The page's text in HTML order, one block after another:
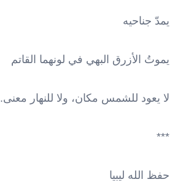
يمدّ جناحيه
يموتُ الأزرق البهي في لونهما القاتم
لا يعود للشمس مكان، ولا للنهار معنى.
***
حفظ الله ليبيا